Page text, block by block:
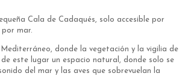
Cala de Cadaqués, solo accesible por
mar.
donde la vegetación y la vigilia de
de este lugar un espacio natural, donde solo se
del mar y las aves que sobrevuelan la